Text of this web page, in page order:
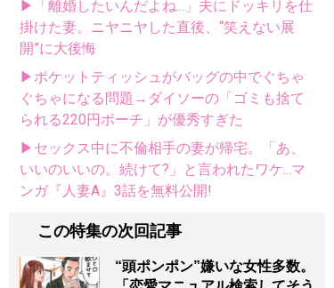
▶「離婚したいんだよね...」夫にドッキリを仕
掛けた妻。ニヤニヤした直後、“笑えない展
開”に大後悔
▶ポケットティッシュがバッグの中でぐちゃ
ぐちゃになる問題→ダイソーの「ゴミも捨て
られる220円ポーチ」が優秀すぎた
▶セックス中に不倫相手の妻が帰宅。「あ、
いいのいいの。続けて?」と言われたワケ...マ
ンガ『人妻A』3話を無料公開!
この特集の次回記事
“頭ポンポン”嫌いな女性多数。